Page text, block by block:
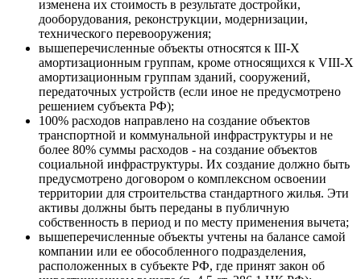
изменена их стоимость в результате достройки,
дооборудования, реконструкции, модернизации,
технического перевооружения;
вышеперечисленные объекты относятся к III-X
амортизационным группам, кроме относящихся к VIII-X
амортизационным группам зданий, сооружений,
передаточных устройств (если иное не предусмотрено
решением субъекта РФ);
100% расходов направлено на создание объектов
транспортной и коммунальной инфраструктуры и не
более 80% суммы расходов - на создание объектов
социальной инфраструктуры. Их создание должно быть
предусмотрено договором о комплексном освоении
территории для строительства стандартного жилья. Эти
активы должны быть переданы в публичную
собственность в период и по месту применения вычета;
вышеперечисленные объекты учтены на балансе самой
компании или ее обособленного подразделения,
расположенных в субъекте РФ, где принят закон об